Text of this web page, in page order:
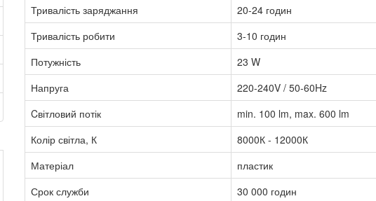
Тривалість заряджання
20-24 годин
Тривалість робити
3-10 годин
Потужність
23 W
Напруга
220-240V / 50-60Hz
Cвітловий потік
min. 100 lm, max. 600 lm
Колір світла, К
8000К - 12000К
Матеріал
пластик
Срок служби
30 000 годин